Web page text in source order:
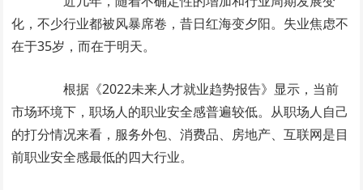
化，不少行业都被风暴席卷，昔日红海变夕阳。失业焦虑不
在于35岁，而在于明天。
根据《2022未来人才就业趋势报告》显示，当前
市场环境下，职场人的职业安全感普遍较低。从职场人自己
的打分情况来看，服务外包、消费品、房地产、互联网是目
前职业安全感最低的四大行业。